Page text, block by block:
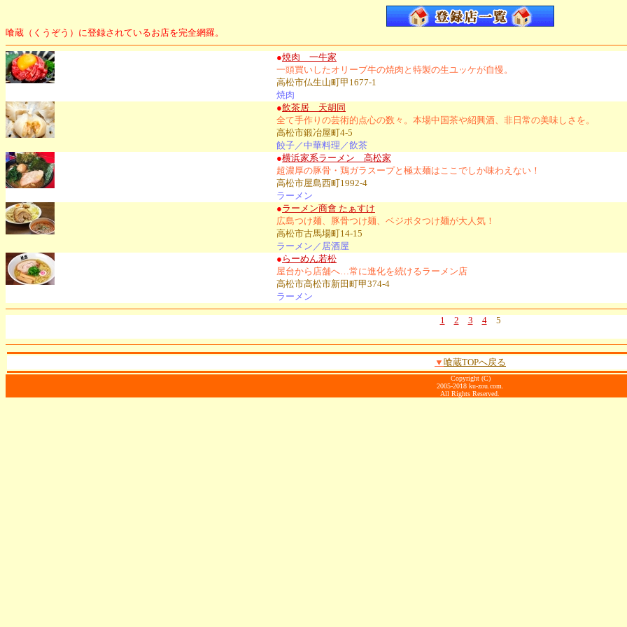
喰蔵（くうぞう）に登録されているお店を完全網羅。
●焼肉 一牛家
一頭買いしたオリーブ牛の焼肉と特製の生ユッケが自慢。
高松市仏生山町甲1677-1
焼肉
●飲茶居 天胡同
全て手作りの芸術的点心の数々。本場中国茶や紹興酒、非日常の美味しさを。
高松市鍛冶屋町4-5
餃子／中華料理／飲茶
●横浜家系ラーメン 高松家
超濃厚の豚骨・鶏ガラスープと極太麺はここでしか味わえない！
高松市屋島西町1992-4
ラーメン
●ラーメン商會 たぁすけ
広島つけ麺、豚骨つけ麺、ベジポタつけ麺が大人気！
高松市古馬場町14-15
ラーメン／居酒屋
● らーめん若松
屋台から店舗へ…常に進化を続けるラーメン店
高松市高松市新田町甲374-4
ラーメン
1 2 3 45
▼ 喰蔵TOPへ戻る
Copyright (C)
2005-2018 ku-zou.com.
All Rights Reserved.